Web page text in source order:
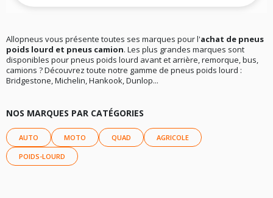
Allopneus vous présente toutes ses marques pour l'achat de pneus
poids lourd et pneus camion. Les plus grandes marques sont
disponibles pour pneus poids lourd avant et arrière, remorque, bus,
camions ? Découvrez toute notre gamme de pneus poids lourd :
Bridgestone, Michelin, Hankook, Dunlop...
NOS MARQUES PAR CATÉGORIES
AUTO MOTO QUAD AGRICOLE
POIDS-LOURD